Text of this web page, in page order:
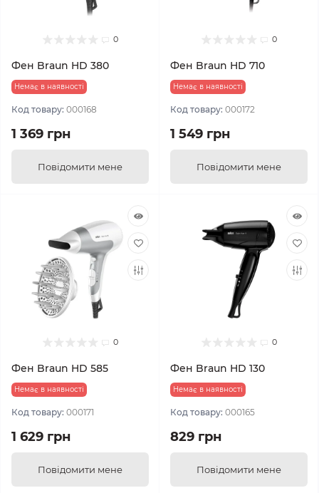
0
Фен Braun HD 380
Немає в наявності
Код товару: 000168
1 369 грн
Повідомити мене
0
Фен Braun HD 710
Немає в наявності
Код товару: 000172
1 549 грн
Повідомити мене
0
Фен Braun HD 585
Немає в наявності
Код товару: 000171
1 629 грн
Повідомити мене
0
Фен Braun HD 130
Немає в наявності
Код товару: 000165
829 грн
Повідомити мене